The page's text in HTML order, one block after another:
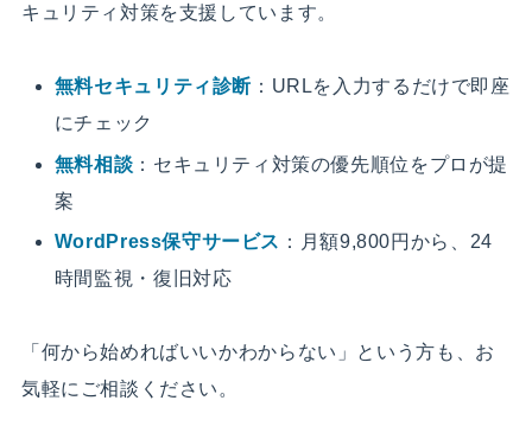
キュリティ対策を支援しています。
無料セキュリティ診断 ：URLを入力するだけで即座
にチェック
無料相談 ：セキュリティ対策の優先順位をプロが提
案
WordPress保守サービス ：月額9,800円から、24
時間監視・復旧対応
「何から始めればいいかわからない」という方も、お
気軽にご相談ください。